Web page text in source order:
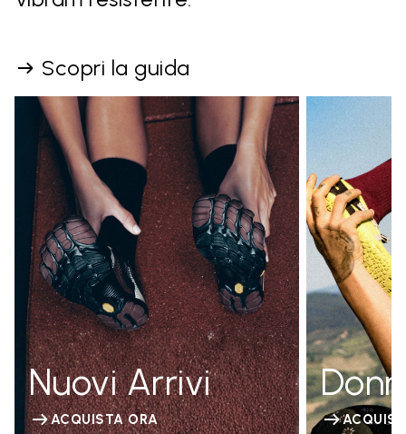
Scopri la guida
Nuovi Arrivi
ACQUISTA ORA